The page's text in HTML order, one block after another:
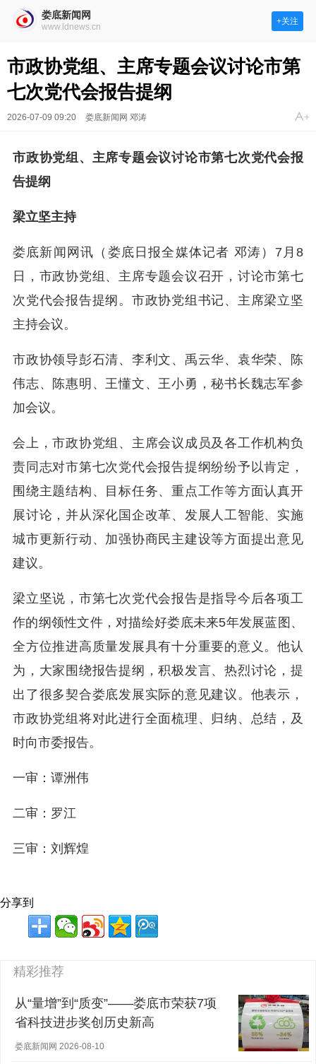
娄底新闻网
www.ldnews.cn
+关注
市政协党组、主席专题会议讨论市第
七次党代会报告提纲
2026-07-09 09:20 娄底新闻网 邓涛
市政协党组、主席专题会议讨论市第七次党代会报
告提纲
梁立坚主持
娄底新闻网讯（娄底日报全媒体记者 邓涛）7月8
日，市政协党组、主席专题会议召开，讨论市第七
次党代会报告提纲。市政协党组书记、主席梁立坚
主持会议。
市政协领导彭石清、李利文、禹云华、袁华荣、陈
伟志、陈惠明、王懂文、王小勇，秘书长魏志军参
加会议。
会上，市政协党组、主席会议成员及各工作机构负
责同志对市第七次党代会报告提纲纷纷予以肯定，
围绕主题结构、目标任务、重点工作等方面认真开
展讨论，并从深化国企改革、发展人工智能、实施
城市更新行动、加强协商民主建设等方面提出意见
建议。
梁立坚说，市第七次党代会报告是指导今后各项工
作的纲领性文件，对描绘好娄底未来5年发展蓝图、
全方位推进高质量发展具有十分重要的意义。他认
为，大家围绕报告提纲，积极发言、热烈讨论，提
出了很多契合娄底发展实际的意见建议。他表示，
市政协党组将对此进行全面梳理、归纳、总结，及
时向市委报告。
一审：谭洲伟
二审：罗江
三审：刘辉煌
分享到
精彩推荐
从“量增”到“质变”——娄底市荣获7项
省科技进步奖创历史新高
娄底新闻网 2026-08-10